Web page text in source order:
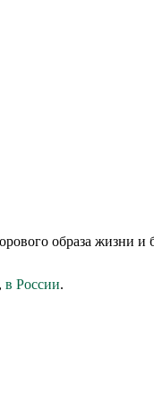
образа жизни и
, в России.